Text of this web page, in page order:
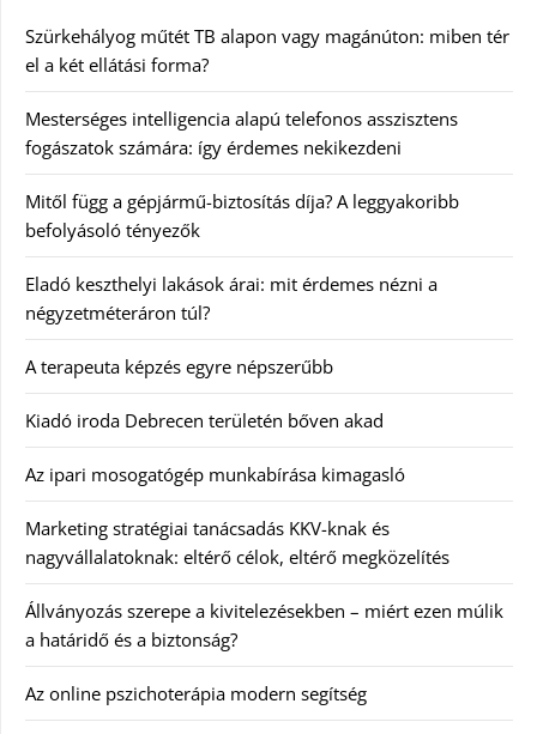
Szürkehályog műtét TB alapon vagy magánúton: miben tér
el a két ellátási forma?
Mesterséges intelligencia alapú telefonos asszisztens
fogászatok számára: így érdemes nekikezdeni
Mitől függ a gépjármű-biztosítás díja? A leggyakoribb
befolyásoló tényezők
Eladó keszthelyi lakások árai: mit érdemes nézni a
négyzetméteráron túl?
A terapeuta képzés egyre népszerűbb
Kiadó iroda Debrecen területén bőven akad
Az ipari mosogatógép munkabírása kimagasló
Marketing stratégiai tanácsadás KKV-knak és
nagyvállalatoknak: eltérő célok, eltérő megközelítés
Állványozás szerepe a kivitelezésekben – miért ezen múlik
a határidő és a biztonság?
Az online pszichoterápia modern segítség